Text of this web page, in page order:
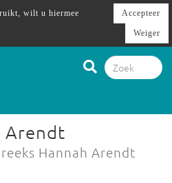
Arendt
Hannah Arendt
wilt u hiermee
Accepteer
Weiger